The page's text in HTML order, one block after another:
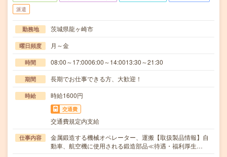
派遣
勤務地 茨城県龍ヶ崎市
曜日頻度 月～金
時間 08:00～17:0006:00～14:0013:30～21:30
期間 長期でお仕事できる方、大歓迎！
時給 時給1600円
交通費
交通費規定内支給
仕事内容
金属鍛造する機械オペレーター、運搬【取扱製品情報】自
動車、航空機に使用される鍛造部品≪待遇・福利厚生…